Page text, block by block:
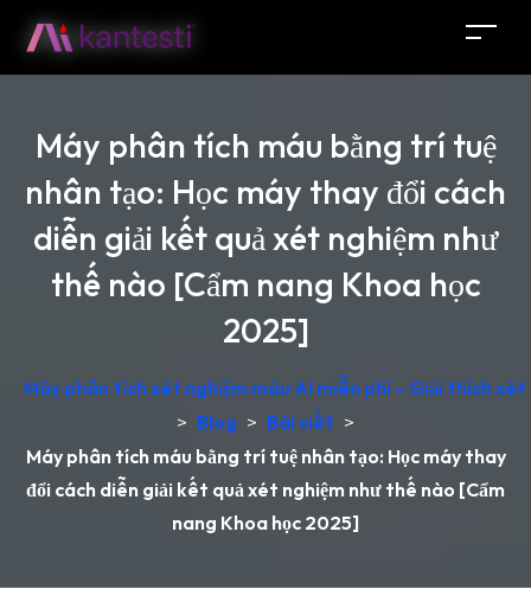
Máy phân tích máu bằng trí tuệ
nhân tạo: Học máy thay đổi cách
diễn giải kết quả xét nghiệm như
thế nào [Cẩm nang Khoa học
2025]
Máy phân tích xét nghiệm máu AI miễn phí – Giải thích
> Blog > Bài viết >
Máy phân tích máu bằng trí tuệ nhân tạo: Học máy thay
đổi cách diễn giải kết quả xét nghiệm như thế nào [Cẩm
nang Khoa học 2025]